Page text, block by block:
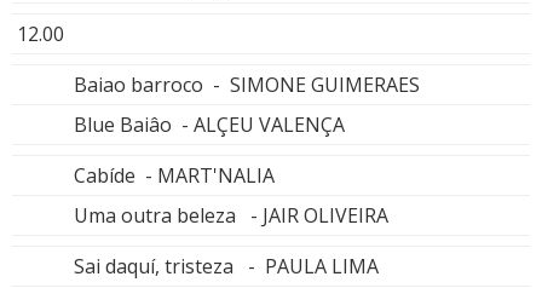
12.00
Baiao barroco - SIMONE GUIMERAES
Blue Baiâo - ALÇEU VALENÇA
Cabíde - MART'NALIA
Uma outra beleza - JAIR OLIVEIRA
Sai daquí, tristeza - PAULA LIMA